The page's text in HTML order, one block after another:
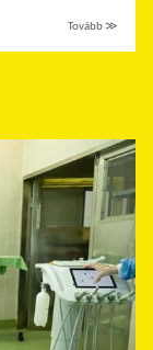
Tovább ≫